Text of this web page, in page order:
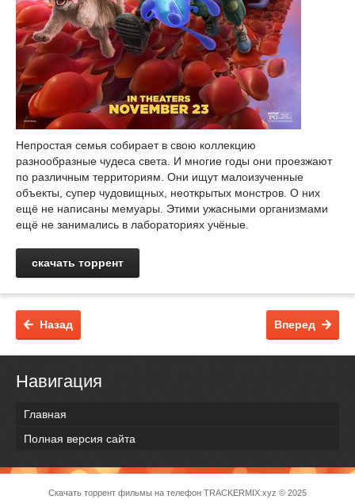
Непростая семья собирает в свою коллекцию
разнообразные чудеса света. И многие годы они проезжают
по различным территориям. Они ищут малоизученные
объекты, супер чудовищных, неоткрытых монстров. О них
ещё не написаны мемуары. Этими ужасными организмами
ещё не занимались в лабораториях учёные.
скачать торрент
Назад Вперед
Навигация
Главная
Полная версия сайта
Скачать торрент фильмы на телефон TRACKERMIX.xyz © 2025